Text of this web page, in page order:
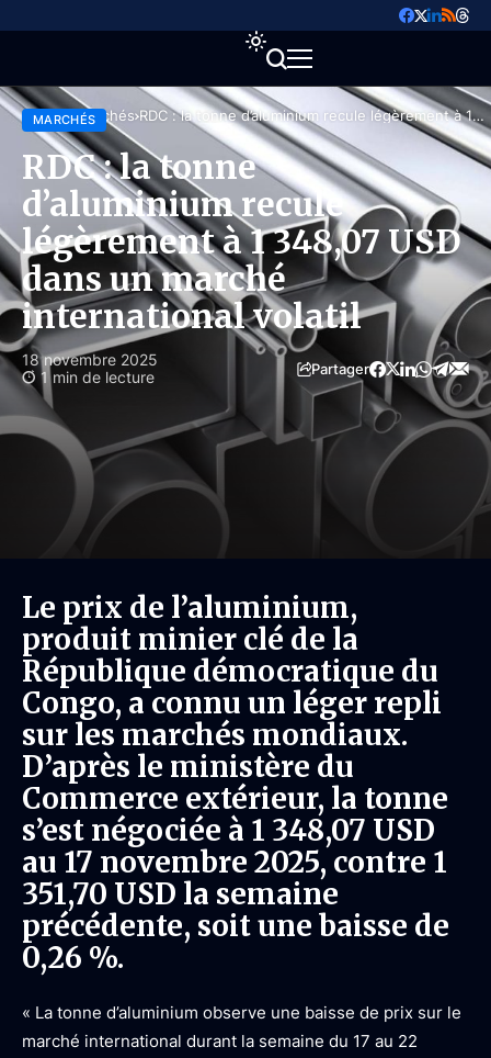
Accueil Marchés RDC : la tonne d’aluminium recule légèrement à 1
348,07 USD dans un marché international volatil
MARCHÉS
RDC : la tonne
d’aluminium recule
légèrement à 1 348,07 USD
dans un marché
international volatil
18 novembre 2025
1 min de lecture
Partager
Le prix de l’aluminium,
produit minier clé de la
République démocratique du
Congo, a connu un léger repli
sur les marchés mondiaux.
D’après le ministère du
Commerce extérieur, la tonne
s’est négociée à 1 348,07 USD
au 17 novembre 2025, contre 1
351,70 USD la semaine
précédente, soit une baisse de
0,26 %.
« La tonne d’aluminium observe une baisse de prix sur le
marché international durant la semaine du 17 au 22